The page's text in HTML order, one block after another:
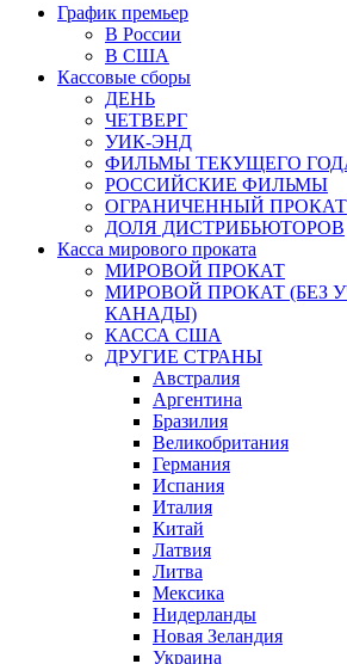
График премьер
В России
В США
Кассовые сборы
ДЕНЬ
ЧЕТВЕРГ
УИК-ЭНД
ФИЛЬМЫ ТЕКУЩЕГО
РОССИЙСКИЕ ФИЛЬМЫ
ОГРАНИЧЕННЫЙ ПРОКАТ
ДОЛЯ ДИСТРИБЬЮТОРОВ
Касса мирового проката
МИРОВОЙ ПРОКАТ
МИРОВОЙ ПРОКАТ (БЕЗ
КАНАДЫ)
КАССА США
ДРУГИЕ СТРАНЫ
Австралия
Аргентина
Бразилия
Великобритания
Германия
Испания
Италия
Китай
Латвия
Литва
Мексика
Нидерланды
Новая Зеландия
Украина